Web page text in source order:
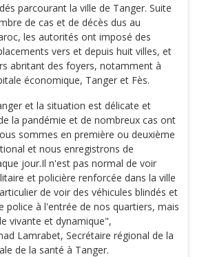
parcourant la ville de Tanger. Suite
de cas et de décès dus au
les autorités ont imposé des
vers et depuis huit villes, et
abritant des foyers, notamment à
économique, Tanger et Fès.
et la situation est délicate et
la pandémie et de nombreux cas ont
sommes en première ou deuxième
et nous enregistrons de
jour.Il n'est pas normal de voir
et policière renforcée dans la ville
de voir des véhicules blindés et
police à l'entrée de nos quartiers, mais
vivante et dynamique",
Lamrabet, Secrétaire régional de la
de la santé à Tanger.